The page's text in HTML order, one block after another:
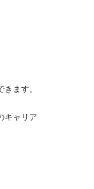
ます。
キャリア